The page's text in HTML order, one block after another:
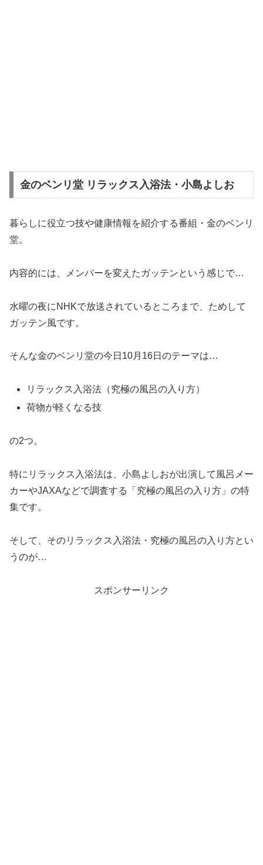
金のベンリ堂 リラックス入浴法・小島よしお
暮らしに役立つ技や健康情報を紹介する番組・金のベンリ
堂。
内容的には、メンバーを変えたガッテンという感じで…
水曜の夜にNHKで放送されているところまで、ためして
ガッテン風です。
そんな金のベンリ堂の今日10月16日のテーマは…
リラックス入浴法（究極の風呂の入り方）
荷物が軽くなる技
の2つ。
特にリラックス入浴法は、小島よしおが出演して風呂メー
カーやJAXAなどで調査する「究極の風呂の入り方」の特
集です。
そして、そのリラックス入浴法・究極の風呂の入り方とい
うのが…
スポンサーリンク